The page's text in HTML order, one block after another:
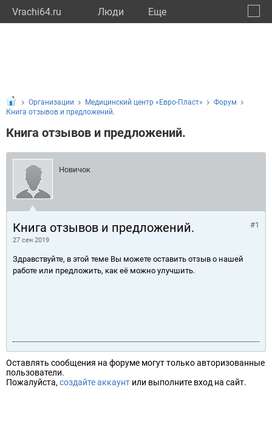
Vrachi64.ru Люди Eще
Организации Медицинский центр «Евро-Пласт»
Форум
Книга отзывов и предложений.
Книга отзывов и предложений.
Новичок
Книга отзывов и предложений.
27 сен 2019
#1
Здравствуйте, в этой теме Вы можете оставить отзыв о нашей
работе или предложить, как её можно улучшить.
Оставлять сообщения на форуме могут только авторизованные
пользователи.
Пожалуйста, создайте аккаунт или выполните вход на сайт.